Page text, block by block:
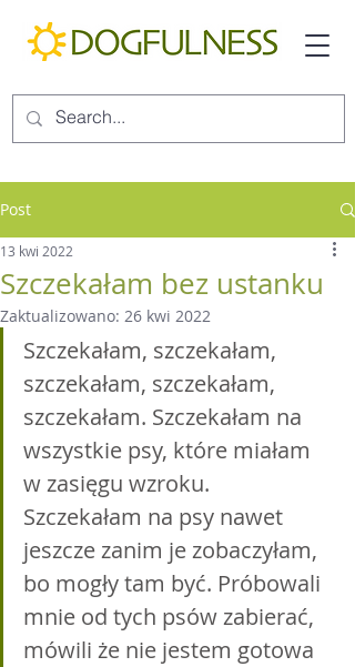
Post
Szczekałam bez ustanku
13 kwi 2022
Zaktualizowano: 26 kwi 2022
Szczekałam, szczekałam,
szczekałam, szczekałam,
szczekałam. Szczekałam na
wszystkie psy, które miałam
w zasięgu wzroku.
Szczekałam na psy nawet
jeszcze zanim je zobaczyłam,
bo mogły tam być. Próbowali
mnie od tych psów zabierać,
mówili że nie jestem gotowa